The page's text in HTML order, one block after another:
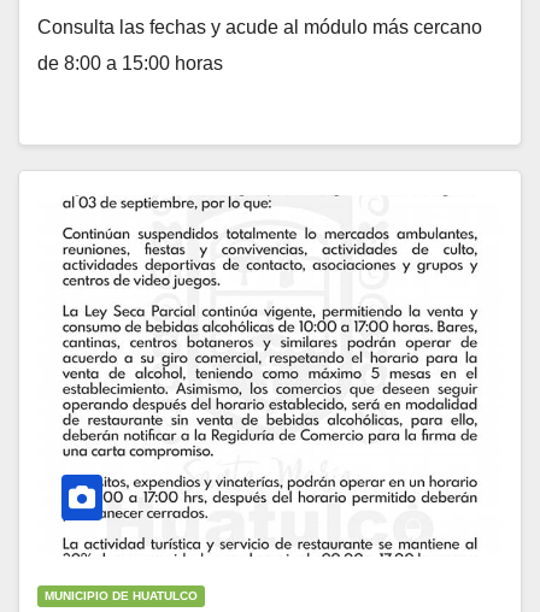
Consulta las fechas y acude al módulo más cercano
de 8:00 a 15:00 horas
MUNICIPIO DE HUATULCO